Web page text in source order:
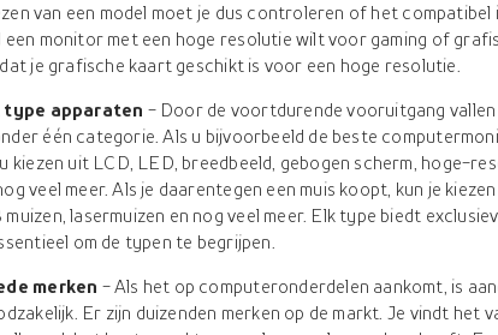
van een model moet je dus controleren of het compatibel
een monitor met een hoge resolutie wilt voor gaming of
je grafische kaart geschikt is voor een hoge resolutie.
type apparaten - Door de voortdurende vooruitgang vallen
één categorie. Als u bijvoorbeeld de beste
kiezen uit LCD, LED, breedbeeld, gebogen scherm, hoge-
veel meer. Als je daarentegen een muis koopt, kun je
muizen, lasermuizen en nog veel meer. Elk type biedt
om de typen te begrijpen.
merken - Als het op computeronderdelen aankomt, is
Er zijn duizenden merken op de markt. Je vindt het